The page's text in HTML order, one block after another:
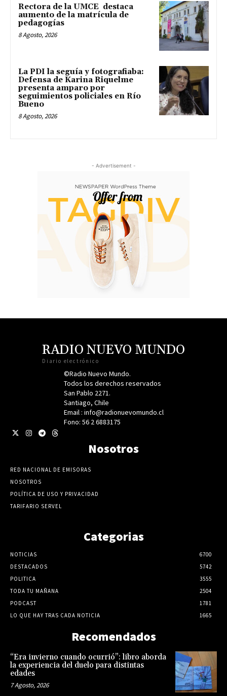
Rectora de la UMCE destaca
aumento de la matrícula de
pedagogías
8 Agosto, 2026
La PDI la seguía y fotografiaba:
Defensa de Karina Riquelme
presenta amparo por
seguimientos policiales en Río
Bueno
8 Agosto, 2026
- Advertisement -
RADIO NUEVO MUNDO
Diario electrónico
©Radio Nuevo Mundo.
Todos los derechos reservados
San Pablo 2271.
Santiago, Chile
Email : info@radionuevomundo.cl
Fono: 56 2 6883175
Nosotros
RED NACIONAL DE EMISORAS
NOSOTROS
POLÍTICA DE USO Y PRIVACIDAD
TARIFARIO SERVEL
Categorias
NOTICIAS
6700
DESTACADOS
5742
POLITICA
3555
TODA TU MAÑANA
2504
PODCAST
1781
LO QUE HAY TRAS CADA NOTICIA
1665
Recomendados
“Era invierno cuando ocurrió”: libro aborda
la experiencia del duelo para distintas
edades
7 Agosto, 2026